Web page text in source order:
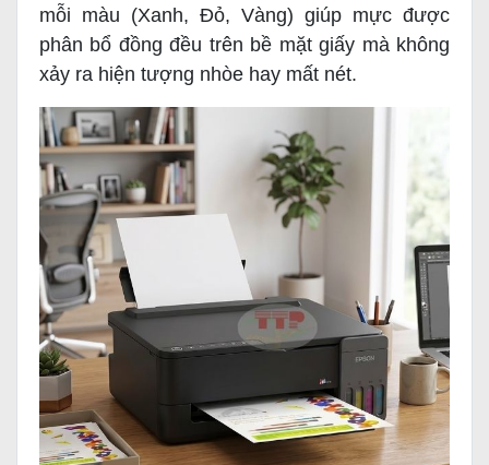
mỗi màu (Xanh, Đỏ, Vàng) giúp mực được
phân bổ đồng đều trên bề mặt giấy mà không
xảy ra hiện tượng nhòe hay mất nét.